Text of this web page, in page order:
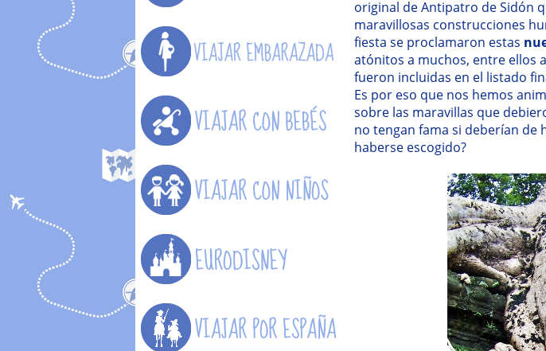
original de Antipatro de Sidón
maravillosas construcciones
fiesta se proclamaron estas
atónitos a muchos, entre ellos
fueron incluidas en el listado
Es por eso que nos hemos
sobre las maravillas que
no tengan fama si deberían de
haberse escogido?